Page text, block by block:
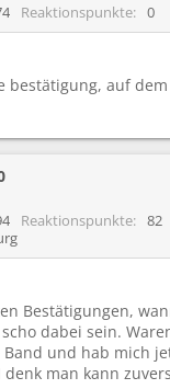
Reaktionspunkte 0
bestätigung, auf
Reaktionspunkte 82
Bestätigungen,
dabei sein.
und hab mich
man kann